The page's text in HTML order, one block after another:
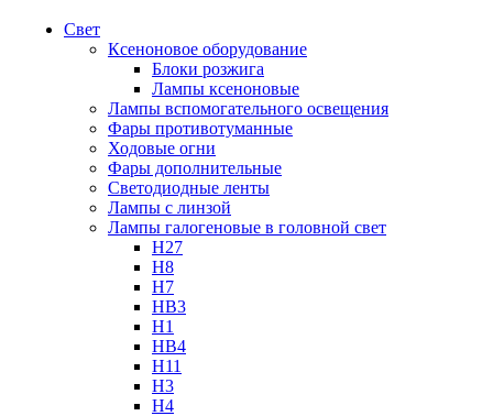
Свет
Ксеноновое оборудование
Блоки розжига
Лампы ксеноновые
Лампы вспомогательного освещения
Фары противотуманные
Ходовые огни
Фары дополнительные
Светодиодные ленты
Лампы с линзой
Лампы галогеновые в головной свет
H27
H8
H7
HB3
H1
HB4
H11
H3
H4